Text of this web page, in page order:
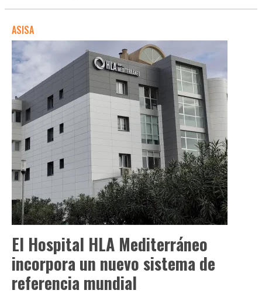
ASISA
El Hospital HLA Mediterráneo
incorpora un nuevo sistema de
referencia mundial